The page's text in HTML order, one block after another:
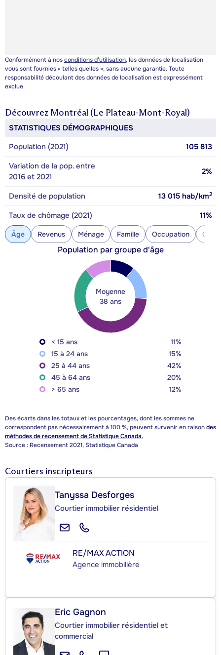
Conformément à nosconditions d’utilisation, les données de localisation
vous sont fournies « telles quelles », sans aucune garantie. Toute
responsabilité découlant des données de localisation est expressément
exclue.
Découvrez Montréal (Le Plateau-Mont-Royal)
STATISTIQUES DÉMOGRAPHIQUES
Population (2021)
105 813
Variation de la pop. entre
2016 et 2021
2%
Densité de population 13 015 hab/km2
Taux de chômage (2021) 11%
Âge Revenus Ménage Famille Occupation
Population par groupe d'âge
Moyenne
38 ans
< 15 ans
11%
15 à 24 ans
15%
25 à 44 ans
42%
45 à 64 ans
20%
> 65 ans
12%
Des écarts dans les totaux et les pourcentages, dont les sommes ne
correspondent pas nécessairement à 100 %, peuvent survenir en raisondes
méthodes de recensement de Statistique Canada.
Source : Recensement 2021, Statistique Canada
Courtiers inscripteurs
Tanyssa Desforges
Courtier immobilier résidentiel
RE/MAX ACTION
Agence immobilière
Eric Gagnon
Courtier immobilier résidentiel et
commercial